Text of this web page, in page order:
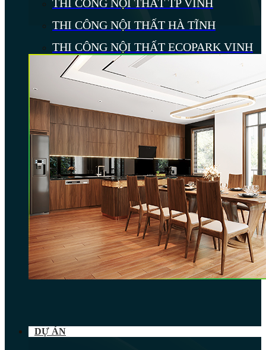
THI CÔNG NỘI THẤT TP VINH
THI CÔNG NỘI THẤT HÀ TĨNH
THI CÔNG NỘI THẤT ECOPARK VINH
DỰ ÁN